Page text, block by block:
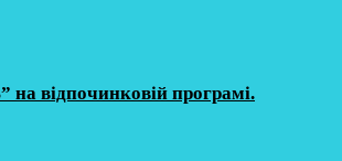
відпочинковій програмі.